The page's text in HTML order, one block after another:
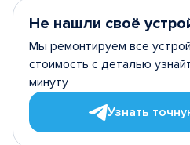
Не нашли своё
Мы ремонтируем все
стоимость с деталью
минуту
Узнать